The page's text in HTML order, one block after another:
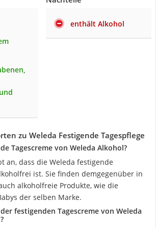
enthält Alkohol
zu Weleda Festigende Tagespflege
Tagescreme von Weleda Alkohol?
an, dass die Weleda festigende
ist. Sie finden demgegenüber in
alkoholfreie Produkte, wie die
der selben Marke.
festigenden Tagescreme von Weleda